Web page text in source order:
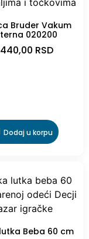
Bruder Vakum
020200
RSD
Dodaj u korpu
Beba 60 cm